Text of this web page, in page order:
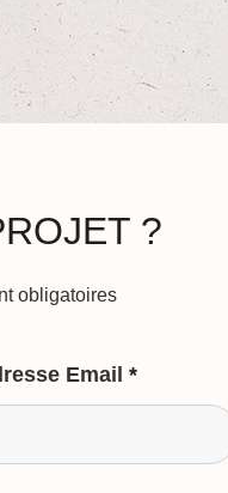
?
obligatoires
Email *